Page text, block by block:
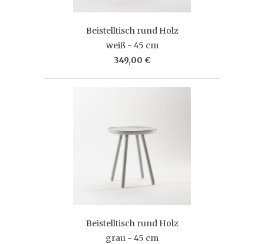
Beistelltisch rund Holz
weiß - 45 cm
349,00 €
Beistelltisch rund Holz
grau - 45 cm